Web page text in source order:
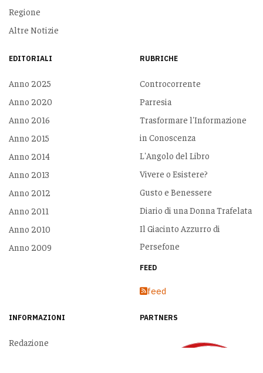
Regione
Altre Notizie
EDITORIALI
Anno 2025
Anno 2020
Anno 2016
Anno 2015
Anno 2014
Anno 2013
Anno 2012
Anno 2011
Anno 2010
Anno 2009
RUBRICHE
Controcorrente
Parresia
Trasformare l'Informazione
in Conoscenza
L'Angolo del Libro
Vivere o Esistere?
Gusto e Benessere
Diario di una Donna Trafelata
Il Giacinto Azzurro di
Persefone
FEED
feed
INFORMAZIONI
Redazione
PARTNERS